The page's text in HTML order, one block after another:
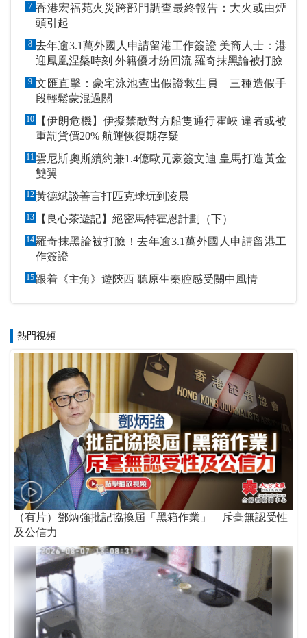
7 香港宏福苑火災跨部門調查最終報告：大火或由煙
頭引起
8 去年逾3.1萬外國人申請留港工作簽證 美裔人士：港
迎鳳凰涅槃時刻 外籍優才紛回流 羅奇抹黑論被打臉
9 文匯直擊：豪宅泳池查出假證救生員 三種造假手
段輕鬆蒙混過關
10
【伊朗危機】伊擬禁敵對方船隻通行霍峽 違者或被
重罰貨價20% 航運恢復期存疑
11 雲尼斯奧斯續約兼1.4億歐元豪簽文迪 皇馬打造黃金
雙翼
12黃德斌談善言打匹克球玩到凌晨
13 【良心茶遊記】絕密馬特霍恩計劃（下）
14羅奇抹黑論被打臉！去年逾3.1萬外國人申請留港工
作簽證
15 跟着《主角》遊陝西 聽原生秦腔感受關中風情
熱門視頻
（有片）鄧炳強批記協換屆「黑箱作業」 斥毫無認受性
及公信力